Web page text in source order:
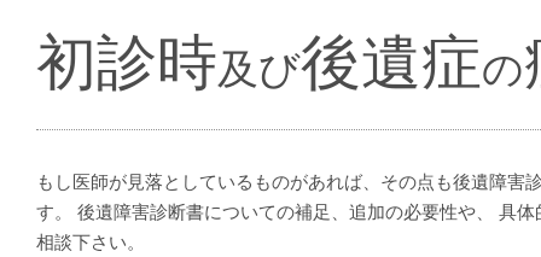
初診時及び後遺症の
もし医師が見落としているものがあれば、その点も後遺障害
す。 後遺障害診断書についての補足、追加の必要性や、 具
相談下さい。